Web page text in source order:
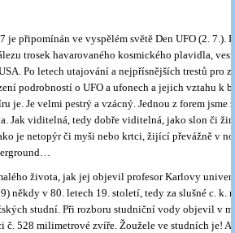
je připomínán ve vyspělém světě Den UFO (2. 7.).
trosek havarovaného kosmického plavidla,
Po letech utajování a nejpřísnějších trestů pro
podrobností o UFO a ufonech a jejich vztahu k
je. Je velmi pestrý a vzácný. Jednou z forem jsme
Jak viditelná, tedy dobře viditelná, jako slon či
je netopýr či myši nebo krtci, žijící převážně v
života, jak jej objevil profesor Karlovy
někdy v 80. letech 19. století, tedy za slušné c. k.
studní. Při rozboru studniční vody objevil v
č. 528 milimetrové zvíře. Žoužele ve studních je!